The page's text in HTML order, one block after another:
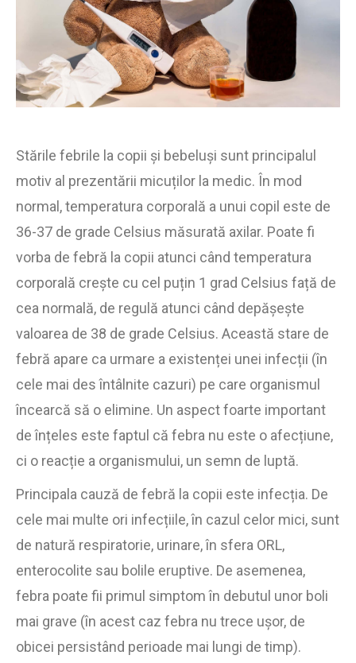
Stările febrile la copii și bebeluși sunt principalul
motiv al prezentării micuților la medic. În mod
normal, temperatura corporală a unui copil este de
36-37 de grade Celsius măsurată axilar. Poate fi
vorba de febră la copii atunci când temperatura
corporală crește cu cel puțin 1 grad Celsius față de
cea normală, de regulă atunci când depășește
valoarea de 38 de grade Celsius. Această stare de
febră apare ca urmare a existenței unei infecții (în
cele mai des întâlnite cazuri) pe care organismul
încearcă să o elimine. Un aspect foarte important
de înțeles este faptul că febra nu este o afecțiune,
ci o reacție a organismului, un semn de luptă.
Principala cauză de febră la copii este infecția. De
cele mai multe ori infecțiile, în cazul celor mici, sunt
de natură respiratorie, urinare, în sfera ORL,
enterocolite sau bolile eruptive. De asemenea,
febra poate fii primul simptom în debutul unor boli
mai grave (în acest caz febra nu trece ușor, de
obicei persistând perioade mai lungi de timp).